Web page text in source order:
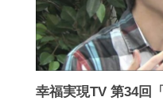
幸福実現TV 第34回